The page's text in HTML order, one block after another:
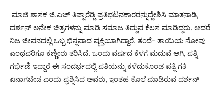
ಮಾಜಿ ಶಾಸಕ ಜಿ.ಎಚ್ ತಿಪ್ಪಾರೆಡ್ಡಿ ಪ್ರತಿಭಟನಕಾರರನ್ನುದ್ದೇಶಿಸಿ ಮಾತನಾಡಿ,
ದರ್ಶನ್ ಅನೇಕ ಚಿತ್ರಗಳನ್ನು ಮಾಡಿ ಸಮಾಜ ತಿದ್ದುವ ಕೆಲಸ ಮಾಡಿದ್ದರು. ಆದರೆ
ನಿಜ ಜೀವನದಲ್ಲಿ ಒಬ್ಬ ಭಿನ್ನವಾದ ವ್ಯಕ್ತಿಯಾಗಿದ್ದಾರೆ. ತಂದೆ- ತಾಯಿಯ ನೋವು
ಎಂಥವರಿಗೂ ಕಣ್ಣೀರು ತರಿಸಿದೆ. ಒಂದು ವರ್ಷದ ಕೆಳಗೆ ಮದುವೆ ಆಗಿ, ಪತ್ನಿ
ಗರ್ಭಿಣಿ ಇದ್ದಾರೆ ಈ ಸಂದರ್ಭದಲ್ಲಿ ಪತಿಯನ್ನು ಕಳೆದುಕೊಂಡ ಪತ್ನಿ ಗತಿ
ಏನಾಗಬೇಡ ಎಂದು ಪ್ರಶ್ನಿಸಿದ ಅವರು, ಇಂತಹ ಕೊಲೆ ಮಾಡಿರುವ ದರ್ಶನ್